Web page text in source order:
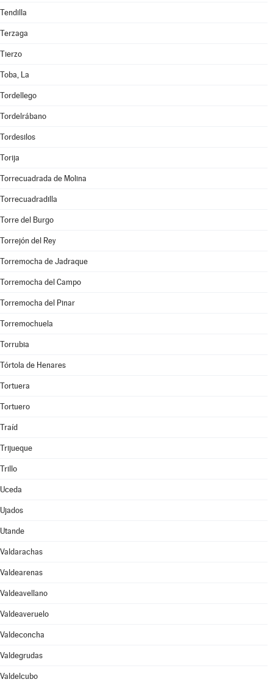
Tendilla
Terzaga
Tierzo
Toba, La
Tordellego
Tordelrábano
Tordesilos
Torija
Torrecuadrada de Molina
Torrecuadradilla
Torre del Burgo
Torrejón del Rey
Torremocha de Jadraque
Torremocha del Campo
Torremocha del Pinar
Torremochuela
Torrubia
Tórtola de Henares
Tortuera
Tortuero
Traíd
Trijueque
Trillo
Uceda
Ujados
Utande
Valdarachas
Valdearenas
Valdeavellano
Valdeaveruelo
Valdeconcha
Valdegrudas
Valdelcubo